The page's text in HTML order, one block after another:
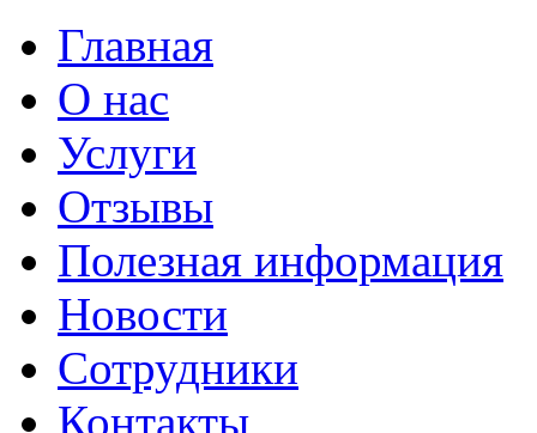
Главная
О нас
Услуги
Отзывы
Полезная информация
Новости
Сотрудники
Контакты